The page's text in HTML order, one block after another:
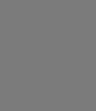
hotelu.